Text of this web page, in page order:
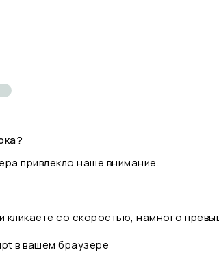
привлекло наше внимание.
кликаете со скоростью, намного
в вашем браузере